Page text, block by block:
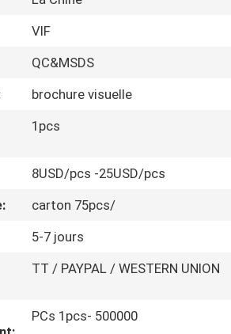
VIF
QC&MSDS
brochure visuelle
1pcs
8USD/pcs -25USD/pcs
carton 75pcs/
5-7 jours
TT / PAYPAL / WESTERN UNION
PCs 1pcs- 500000